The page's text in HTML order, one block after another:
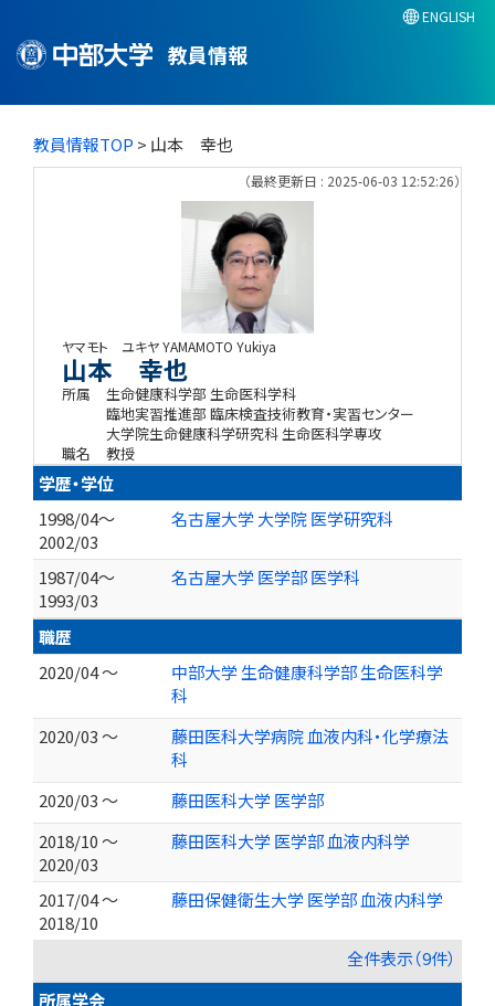
教員情報
ENGLISH
教員情報TOP > 山本 幸也
（最終更新日 : 2025-06-03 12:52:26）
ヤマモト ユキヤYAMAMOTO Yukiya
山本 幸也
所属
生命健康科学部 生命医科学科
臨地実習推進部 臨床検査技術教育・実習センター
大学院生命健康科学研究科 生命医科学専攻
職名
教授
学歴・学位
1998/04～
2002/03
名古屋大学 大学院 医学研究科
1987/04～
1993/03
名古屋大学 医学部 医学科
職歴
2020/04 ～
中部大学 生命健康科学部 生命医科学
科
2020/03 ～
藤田医科大学病院 血液内科・化学療法
科
2020/03 ～
藤田医科大学 医学部
2018/10 ～
2020/03
藤田医科大学 医学部 血液内科学
2017/04 ～
2018/10
藤田保健衛生大学 医学部 血液内科学
全件表示（9件）
所属学会